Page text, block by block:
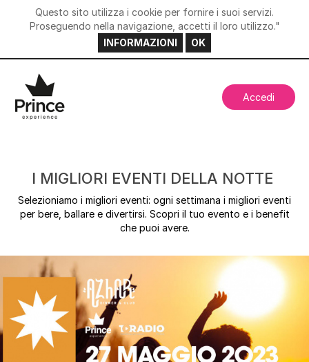
Questo sito utilizza i cookie per fornire i suoi servizi.
Proseguendo nella navigazione, accetti il loro utilizzo."
INFORMAZIONI
OK
Accedi
I MIGLIORI EVENTI DELLA NOTTE
Selezioniamo i migliori eventi: ogni settimana i migliori eventi
per bere, ballare e divertirsi. Scopri il tuo evento e i benefit
che puoi avere.